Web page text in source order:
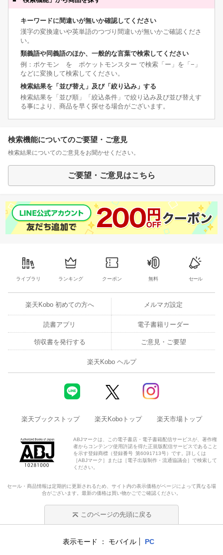
キーワードに間違いが無いか確認してください
漢字の変換違いや英単語のつづり間違いが無いかご確認くださ
い。
類義語や同義語のほか、一般的な言葉で検索してください
例：ポケモン を ポケットモンスター で検索「ー」を「−」
などに変換して検索してください。
検索結果を「並び替え」及び「絞り込み」する
検索結果を「並び順」「絞込条件」で絞り込み及び並び替えす
る事により、商品を早く探せる場合がございます。
検索機能についてのご要望・ご意見
検索結果についてのご意見をお聞かせください。
ご要望・ご意見はこちら
ライブラリ ランキング クーポン 無料 セール
楽天Kobo 初めての方へ メルマガ設定
読書アプリ 電子書籍リーダー
領収書を発行する ご意見・ご要望
楽天Kobo ヘルプ
楽天ブックストップ 楽天Koboトップ 楽天市場トップ
ABJマークは、この電子書店・電子書籍配信サービスが、著作権
者からコンテンツ使用許諾を得た正規版配信サービスであること
を示す登録商標（登録番号 第6091713号）です。詳しくは
［ABJマーク］または［電子出版制作・流通協議会］で検索して
ください。
セール・商品情報は定期的に更新されるため、サイト内の表示価格がページによって異なる場
合がございます。最新の価格は買い物かごでご確認ください。
このページの先頭に戻る
表示モード モバイル PC